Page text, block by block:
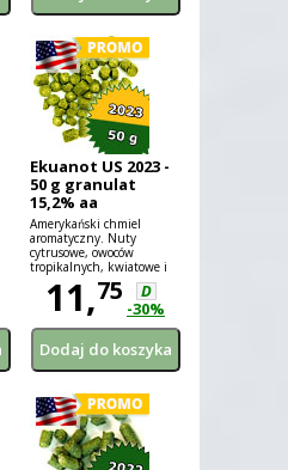
Ekuanot US 2023 -
50 g granulat
15,2% aa
Amerykański chmiel
aromatyczny. Nuty
cytrusowe, owoców
tropikalnych, kwiatowe i
ziołowe.
11,75
D
-30%